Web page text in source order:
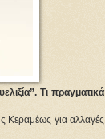
Τι πραγματικά
Κεραμέως για αλλαγές